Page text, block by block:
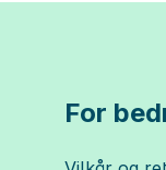
For